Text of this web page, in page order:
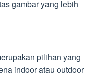
gambar yang lebih
pilihan yang
indoor atau outdoor